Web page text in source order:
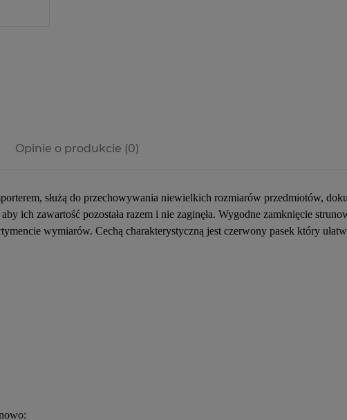
płatności
Opinie o produkcie (0)
służą do przechowywania niewielkich rozmiarów przedmiotów,
ich zawartość pozostała razem i nie zaginęła. Wygodne zamknięcie
wymiarów. Cechą charakterystyczną jest czerwony pasek który